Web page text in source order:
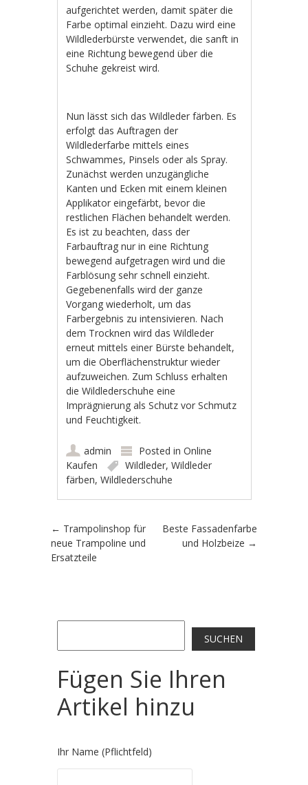
aufgerichtet werden, damit später die
Farbe optimal einzieht. Dazu wird eine
Wildlederbürste verwendet, die sanft in
eine Richtung bewegend über die
Schuhe gekreist wird.
Nun lässt sich das Wildleder färben. Es
erfolgt das Auftragen der
Wildlederfarbe mittels eines
Schwammes, Pinsels oder als Spray.
Zunächst werden unzugängliche
Kanten und Ecken mit einem kleinen
Applikator eingefärbt, bevor die
restlichen Flächen behandelt werden.
Es ist zu beachten, dass der
Farbauftrag nur in eine Richtung
bewegend aufgetragen wird und die
Farblösung sehr schnell einzieht.
Gegebenenfalls wird der ganze
Vorgang wiederholt, um das
Farbergebnis zu intensivieren. Nach
dem Trocknen wird das Wildleder
erneut mittels einer Bürste behandelt,
um die Oberflächenstruktur wieder
aufzuweichen. Zum Schluss erhalten
die Wildlederschuhe eine
Imprägnierung als Schutz vor Schmutz
und Feuchtigkeit.
admin Posted inOnline
Kaufen
Wildleder,Wildleder
färben,Wildlederschuhe
Post navigation
← Trampolinshop für
neue Trampoline und
Ersatzteile
Beste Fassadenfarbe
und Holzbeize →
SUCHEN
Fügen Sie Ihren
Artikel hinzu
Ihr Name (Pflichtfeld)